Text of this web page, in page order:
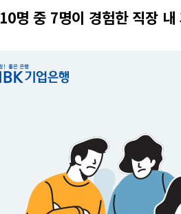
10명 중 7명이 경험한 직장 내